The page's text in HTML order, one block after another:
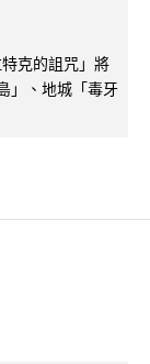
克的詛咒」將
」、地城「毒牙